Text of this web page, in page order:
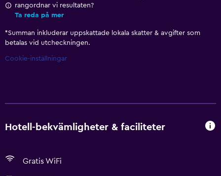
rangordnar vi resultaten?
Ta reda på mer
*Summan inkluderar uppskattade lokala skatter & avgifter som
betalas vid utcheckningen.
Cookie-inställningar
Hotell-bekvämligheter & faciliteter
Gratis WiFi